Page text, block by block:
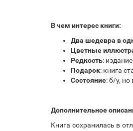
В чем интерес книги:
Два шедевра в
Цветные
Редкость:
Подарок: книга
Состояние: б/у,
Дополнительное
Книга сохранилась в